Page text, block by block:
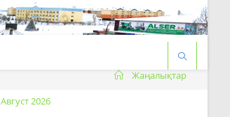
Жаңалықтар
Август 2026